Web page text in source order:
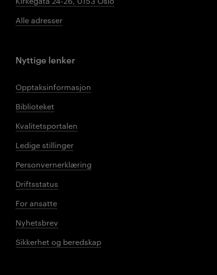
Alle adresser
Nyttige lenker
Opptaksinformasjon
Biblioteket
Kvalitetsportalen
Ledige stillinger
Personvernerklæring
Driftsstatus
For ansatte
Nyhetsbrev
Sikkerhet og beredskap